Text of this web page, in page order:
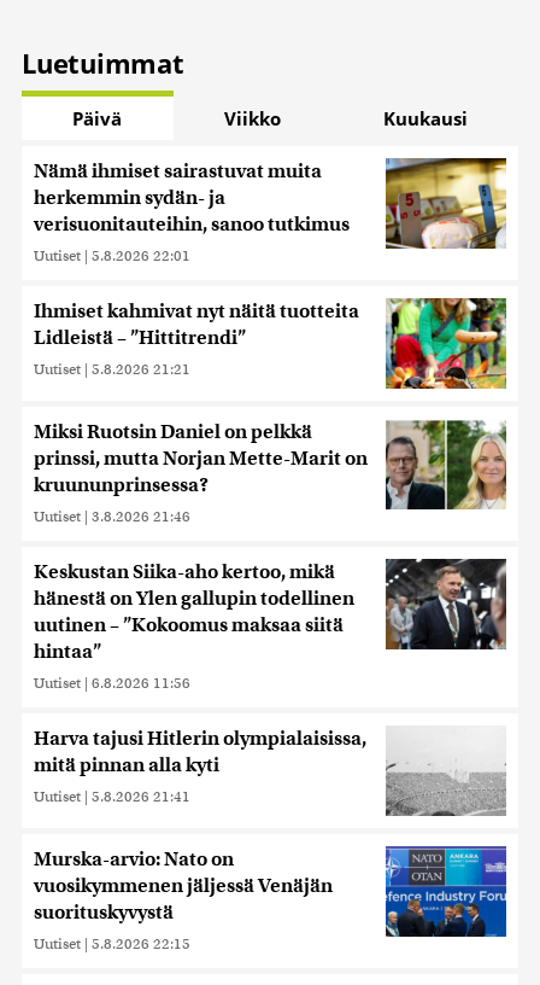
Luetuimmat
Päivä Viikko Kuukausi
Nämä ihmiset sairastuvat muita
herkemmin sydän- ja
verisuonitauteihin, sanoo tutkimus
Uutiset | 5.8.2026 22:01
Ihmiset kahmivat nyt näitä tuotteita
Lidleistä – ”Hittitrendi”
Uutiset | 5.8.2026 21:21
Miksi Ruotsin Daniel on pelkkä
prinssi, mutta Norjan Mette-Marit on
kruununprinsessa?
Uutiset | 3.8.2026 21:46
Keskustan Siika-aho kertoo, mikä
hänestä on Ylen gallupin todellinen
uutinen – ”Kokoomus maksaa siitä
hintaa”
Uutiset | 6.8.2026 11:56
Harva tajusi Hitlerin olympialaisissa,
mitä pinnan alla kyti
Uutiset | 5.8.2026 21:41
Murska-arvio: Nato on
vuosikymmenen jäljessä Venäjän
suorituskyvystä
Uutiset | 5.8.2026 22:15